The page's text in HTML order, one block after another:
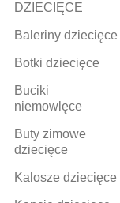
DZIECIĘCE
Baleriny dziecięce
Botki dziecięce
Buciki
niemowlęce
Buty zimowe
dziecięce
Kalosze dziecięce